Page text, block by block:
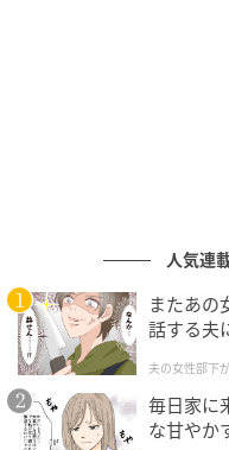
人気連
またあの
話する夫
夫の女性部下
毎日家に
な甘やか